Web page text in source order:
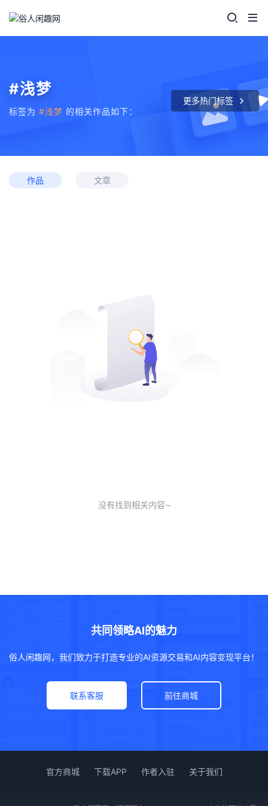
#浅梦
标签为 #浅梦 的相关作品如下：
更多热门标签
作品 文章
没有找到相关内容~
共同领略AI的魅力
俗人闲趣网，我们致力于打造专业的AI资源交易和AI内容变现平台！
联系客服 前往商城
官方商城 下载APP 作者入驻 关于我们